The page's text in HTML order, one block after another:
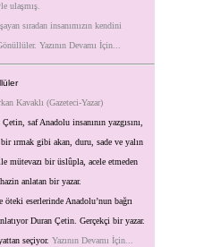
ulaşmış.
sıradan insanımızın kendini
Yazının Devamı İçin...
Kavaklı (Gazeteci-Yazar)
saf Anadolu insanının yazgısını,
ırmak gibi akan, duru, sade ve yalın
mütevazı bir üslûpla, acele etmeden
anlatan bir yazar.
öteki eserlerinde Anadolu’nun bağrı
Duran Çetin. Gerçekçi bir yazar.
seçiyor. Yazının Devamı İçin...